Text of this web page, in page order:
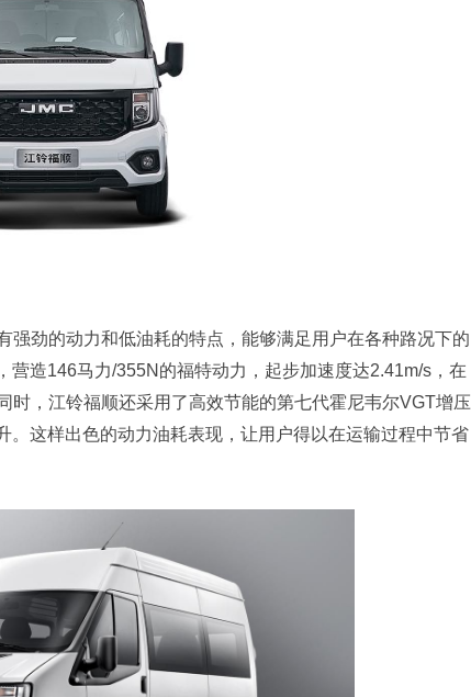
强劲的动力和低油耗的特点，能够满足用户在各种路况下的
造146马力/355N的福特动力，起步加速度达2.41m/s，在
时，江铃福顺还采用了高效节能的第七代霍尼韦尔VGT增压
。这样出色的动力油耗表现，让用户得以在运输过程中节省